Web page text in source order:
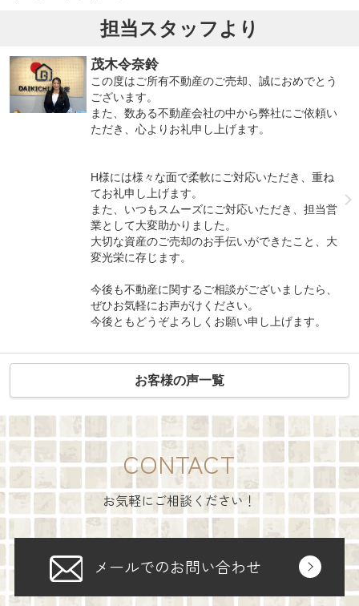
担当スタッフより
茂木令奈鈴
この度はご所有不動産のご売却、誠におめでとう
ございます。
また、数ある不動産会社の中から弊社にご依頼い
ただき、心よりお礼申し上げます。
H様には様々な面で柔軟にご対応いただき、重ね
てお礼申し上げます。
また、いつもスムーズにご対応いただき、担当営
業として大変助かりました。
大切な資産のご売却のお手伝いができたこと、大
変光栄に存じます。
今後も不動産に関するご相談がございましたら、
ぜひお気軽にお声がけください。
今後ともどうぞよろしくお願い申し上げます。
お客様の声一覧
CONTACT
お気軽にご相談ください！
メールでのお問い合わせ